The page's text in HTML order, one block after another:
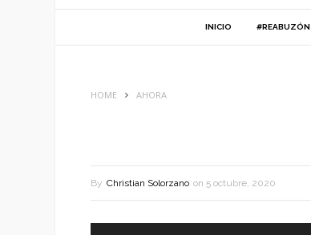
INICIO #REABUZÓN
HOME AHORA
By Christian Solorzano on 5 octubre, 2020